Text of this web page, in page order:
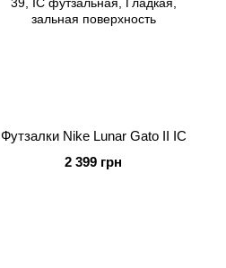
Футзалки Nike Lunar Gato II IC
2 399 грн